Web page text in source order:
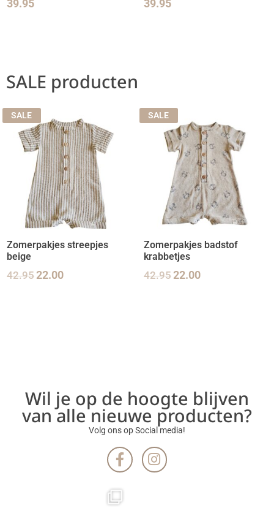
39.95 39.95
SALE producten
SALE
Zomerpakjes streepjes
beige
42.9522.00
SALE
Zomerpakjes badstof
krabbetjes
42.9522.00
Wil je op de hoogte blijven
van alle nieuwe producten?
Volg ons op Social media!